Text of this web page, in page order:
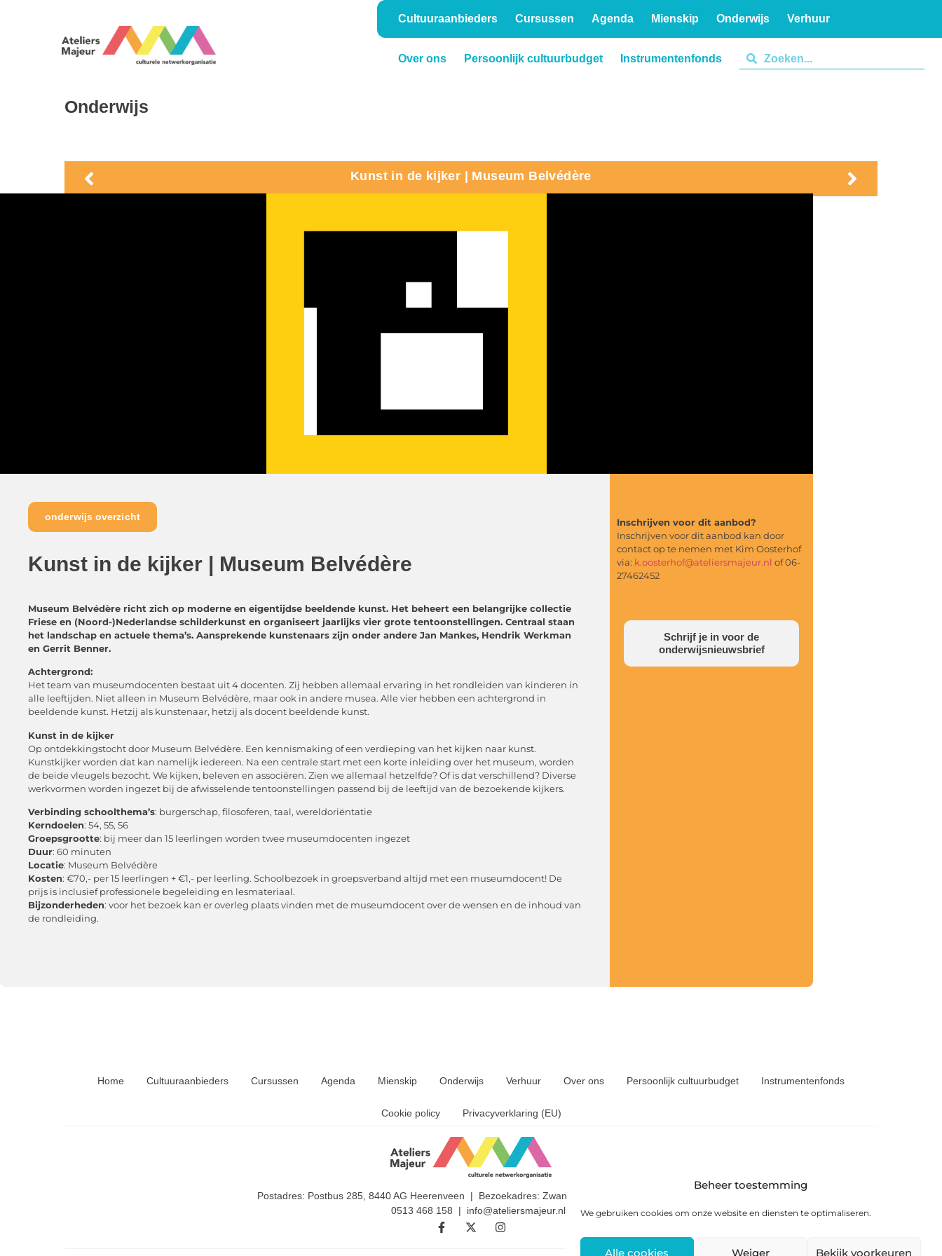
Beheer toestemming
We gebruiken cookies om onze website en diensten te optimaliseren.
Alle cookies Weiger Bekijk voorkeuren
Cultuuraanbieders Cursussen Agenda Mienskip Onderwijs Verhuur
Over ons Persoonlijk cultuurbudget
Instrumentenfonds
Onderwijs
Kunst in de kijker | Museum Belvédère
onderwijs overzicht
Kunst in de kijker | Museum Belvédère
Museum Belvédère richt zich op moderne en eigentijdse beeldende kunst. Het beheert een belangrijke collectie
Friese en (Noord-)Nederlandse schilderkunst en organiseert jaarlijks vier grote tentoonstellingen. Centraal staan
het landschap en actuele thema’s. Aansprekende kunstenaars zijn onder andere Jan Mankes, Hendrik Werkman
en Gerrit Benner.
Achtergrond:
Het team van museumdocenten bestaat uit 4 docenten. Zij hebben allemaal ervaring in het rondleiden van kinderen in
alle leeftijden. Niet alleen in Museum Belvédère, maar ook in andere musea. Alle vier hebben een achtergrond in
beeldende kunst. Hetzij als kunstenaar, hetzij als docent beeldende kunst.
Kunst in de kijker
Op ontdekkingstocht door Museum Belvédère. Een kennismaking of een verdieping van het kijken naar kunst.
Kunstkijker worden dat kan namelijk iedereen. Na een centrale start met een korte inleiding over het museum, worden
de beide vleugels bezocht. We kijken, beleven en associëren. Zien we allemaal hetzelfde? Of is dat verschillend? Diverse
werkvormen worden ingezet bij de afwisselende tentoonstellingen passend bij de leeftijd van de bezoekende kijkers.
Verbinding schoolthema’s: burgerschap, filosoferen, taal, wereldoriëntatie
Kerndoelen: 54, 55, 56
Groepsgrootte: bij meer dan 15 leerlingen worden twee museumdocenten ingezet
Duur: 60 minuten
Locatie: Museum Belvédère
Kosten: €70,- per 15 leerlingen + €1,- per leerling. Schoolbezoek in groepsverband altijd met een museumdocent! De
prijs is inclusief professionele begeleiding en lesmateriaal.
Bijzonderheden: voor het bezoek kan er overleg plaats vinden met de museumdocent over de wensen en de inhoud van
de rondleiding.
Inschrijven voor dit aanbod?
Inschrijven voor dit aanbod kan door
contact op te nemen met Kim Oosterhof
via: k.oosterhof@ateliersmajeur.nl of 06-
27462452
Schrijf je in voor de
onderwijsnieuwsbrief
Home Cultuuraanbieders Cursussen Agenda Mienskip Onderwijs Verhuur Over ons Persoonlijk cultuurbudget Instrumentenfonds
Cookie policy Privacyverklaring (EU)
Postadres: Postbus 285, 8440 AG Heerenveen | Bezoekadres: Zwanedrift 2, 8446 KS Heerenveen
0513 468 158 | info@ateliersmajeur.nl